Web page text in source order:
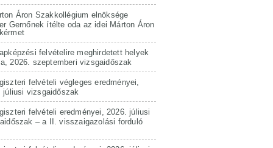
Áron Szakkollégium elnöksége
Gernőnek ítélte oda az idei Márton Áron
felvételire meghirdetett helyek
2026. szeptemberi vizsgaidőszak
felvételi végleges eredményei,
júliusi vizsgaidőszak
felvételi eredményei, 2026. júliusi
– a II. visszaigazolási forduló